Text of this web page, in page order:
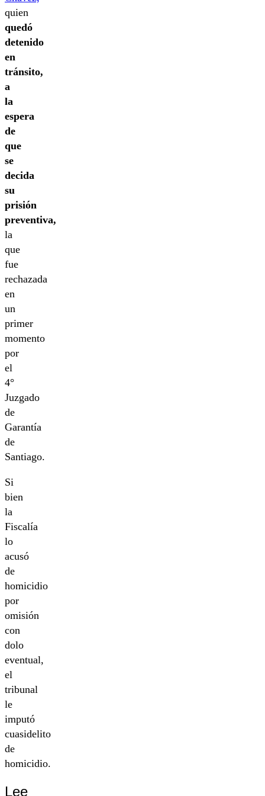
quien
quedó
detenido
en
tránsito,
a
la
espera
de
que
se
decida
su
prisión
preventiva,
la
que
fue
rechazada
en
un
primer
momento
por
el
4°
Juzgado
de
Garantía
de
Santiago.
Si
bien
la
Fiscalía
lo
acusó
de
homicidio
por
omisión
con
dolo
eventual,
el
tribunal
le
imputó
cuasidelito
de
homicidio.
Lee